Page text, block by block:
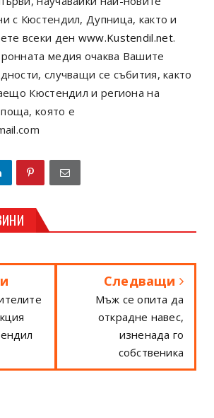
с Кюстендил, Дупница, както и
всеки ден www.Kustendil.net.
медия очаква Вашите
случващи се събития, както
Кюстендил и региона на
която е
Следващи
Мъж се опита да
открадне навес,
изненада го
собственика